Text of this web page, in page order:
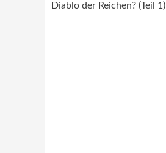
Diablo der Reichen? (Teil 1)